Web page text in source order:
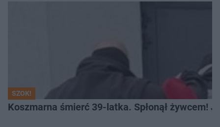
SZOK!
Koszmarna śmierć 39-latka. Spłonął żywcem!